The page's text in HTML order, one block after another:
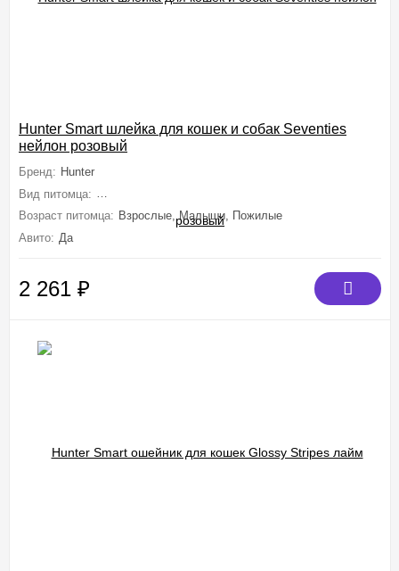
Hunter Smart шлейка для кошек и собак Seventies
нейлон розовый
Бренд: Hunter
Вид питомца: Собаки (Мелкие, Миниатюрные), Кошки (Средние,
Возраст питомца: Взрослые, Малыши, Пожилые
Авито: Да
2 261 ₽